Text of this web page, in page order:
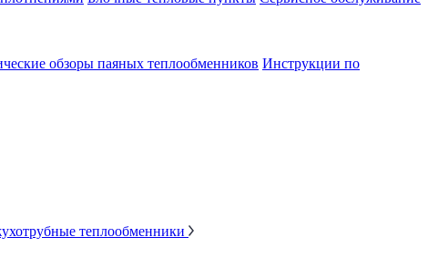
обзоры паяных теплообменников Инструкции по
теплообменники